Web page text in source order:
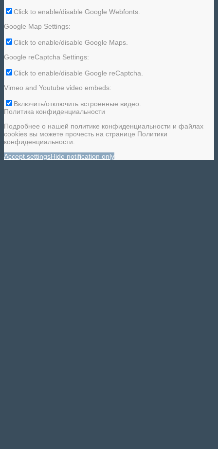
Click to enable/disable Google Webfonts.
Google Map Settings:
Click to enable/disable Google Maps.
Google reCaptcha Settings:
Click to enable/disable Google reCaptcha.
Vimeo and Youtube video embeds:
Включить/отключить встроенные видео.
Политика конфиденциальности
Подробнее о нашей политике конфиденциальности и файлах
cookies вы можете прочесть на странице Политики
конфиденциальности.
Accept settingsHide notification only